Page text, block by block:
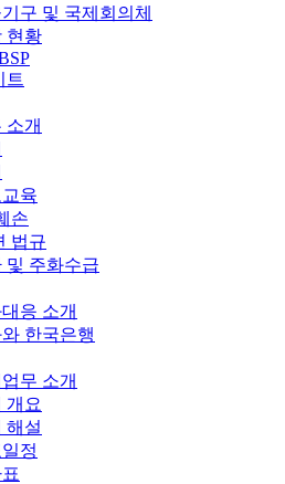
구 및 국제회의체
현황
트
소개
육
손
법규
및 주화수급
응 소개
한국은행
무 소개
개요
해설
정